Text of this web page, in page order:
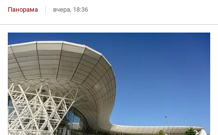
Панорама вчера, 18:36